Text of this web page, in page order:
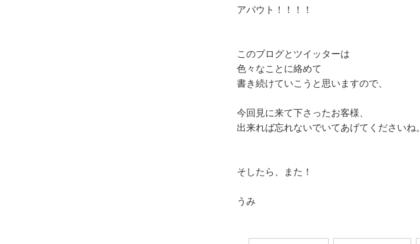
アバウト！！！！
このブログとツイッターは
色々なことに絡めて
書き続けていこうと思いますので、
今回見に来て下さったお客様、
出来れば忘れないでいてあげてくださいね。
そしたら、また！
うみ